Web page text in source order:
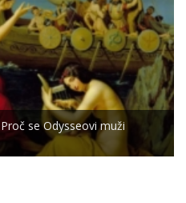
se Odysseovi muži